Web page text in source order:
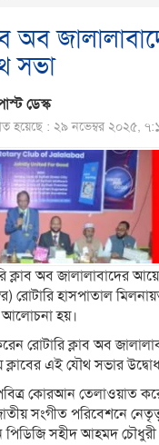
অব
সভা
ডেস্ক
হয়েছে : ২৯ নভেম্বর ২০২৫,
ক্লাব অব জালালাবাদের
রোটারি হাসপাতাল
আলোচনা হয়।
রোটারি ক্লাব অব
ক্লাবের এই যৌথ সভার
কোরআন তেলাওয়াত
সংগীত পরিবেশনে
পিডিজি সহীদ আহমদ